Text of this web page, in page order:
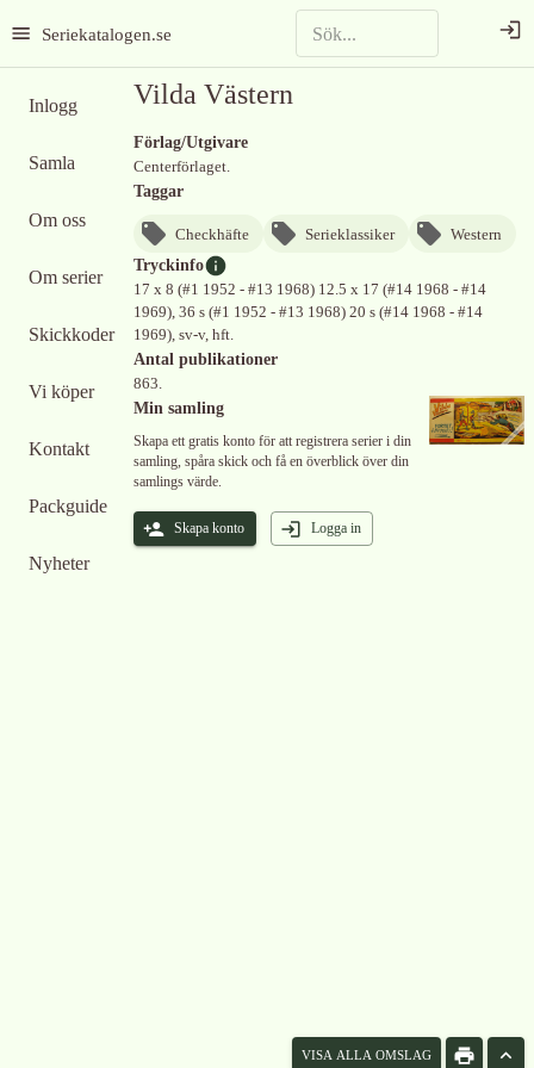
Seriekatalogen.se
Inlogg
Samla
Om oss
Om serier
Skickkoder
Vi köper
Kontakt
Packguide
Nyheter
Vilda Västern
Förlag/Utgivare
Centerförlaget.
Taggar
Checkhäfte Serieklassiker
Western
Tryckinfo
17 x 8 (#1 1952 - #13 1968) 12.5 x 17 (#14 1968 - #14
1969), 36 s (#1 1952 - #13 1968) 20 s (#14 1968 - #14
1969), sv-v, hft.
Antal publikationer
863.
Min samling
Skapa ett gratis konto för att registrera serier i din
samling, spåra skick och få en överblick över din
samlings värde.
Skapa konto Logga in
VISA ALLA OMSLAG